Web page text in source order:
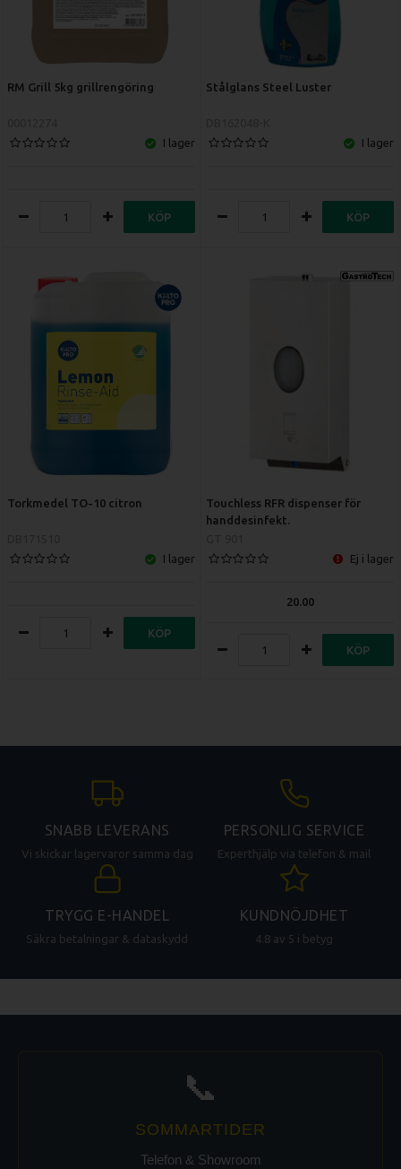
RM Grill 5kg grillrengöring
I lager
KÖP
Stålglans Steel Luster
I lager
KÖP
Torkmedel TO-10 citron
I lager
KÖP
Touchless RFR dispenser för
handdesinfekt.
Ej i lager
20.00
KÖP
SNABB LEVERANS
Vi skickar lagervaror samma dag
PERSONLIG SERVICE
Experthjälp via telefon & mail
TRYGG E-HANDEL
Säkra betalningar & dataskydd
KUNDNÖJDHET
4.8 av 5 i betyg
📞
SOMMARTIDER
Telefon & Showroom